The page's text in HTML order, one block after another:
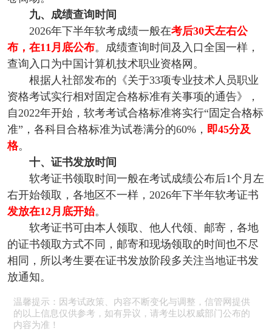
九、成绩查询时间
2026年下半年软考成绩一般在考后30天左右公
布，在11月底公布。成绩查询时间及入口全国一样，
查询入口为中国计算机技术职业资格网。
根据人社部发布的《关于33项专业技术人员职业
资格考试实行相对固定合格标准有关事项的通告》，
自2022年开始，软考考试合格标准将实行“固定合格标
准”，各科目合格标准为试卷满分的60%， 即45分及
格。
十、证书发放时间
软考证书领取时间一般在考试成绩公布后1个月左
右开始领取，各地区不一样，2026年下半年软考证书
发放在12月底开始。
软考证书可由本人领取、他人代领、邮寄，各地
的证书领取方式不同，邮寄和现场领取的时间也不尽
相同，所以考生要在证书发放阶段多关注当地证书发
放通知。
温馨提示：因考试政策、内容不断变化与调整，信管网提供
的以上信息仅供参考，如有异议，请考生以权威部门公布的
内容为准！